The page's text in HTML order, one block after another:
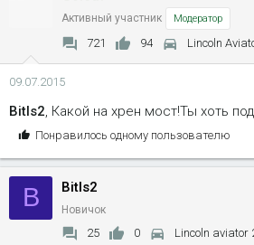
Активный участник Модератор
721 94 Lincoln
09.07.2015
Bitls2 , Какой на хрен мост!Ты хоть
С
м
п
а
т
Понравилось одному пользователю
B Bitls2
Новичок
25 0 Lincoln aviator